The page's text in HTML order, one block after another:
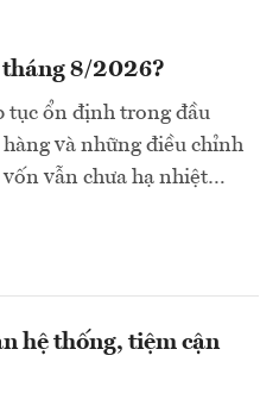
tháng 8/2026?
tục ổn định trong đầu
và những điều chỉnh
vốn vẫn chưa hạ nhiệt…
hệ thống, tiệm cận